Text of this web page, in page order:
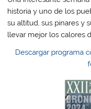
historia y uno de los
su altitud, sus pinares y
llevar mejor los calores
Descargar programa